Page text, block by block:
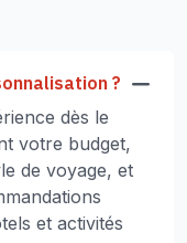
?
dès le
votre budget,
de voyage, et
et activités